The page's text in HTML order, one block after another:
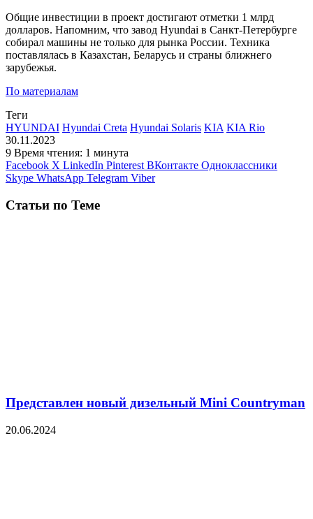
Общие инвестиции в проект достигают отметки 1 млрд
долларов. Напомним, что завод Hyundai в Санкт-Петербурге
собирал машины не только для рынка России. Техника
поставлялась в Казахстан, Беларусь и страны ближнего
зарубежья.
По материалам
Теги
HYUNDAI Hyundai Creta Hyundai Solaris KIA KIA Rio
30.11.2023
9 Время чтения: 1 минута
Facebook X LinkedIn Pinterest ВКонтакте Одноклассники
Skype WhatsApp Telegram Viber
Статьи по Теме
Представлен новый дизельный Mini Countryman
20.06.2024